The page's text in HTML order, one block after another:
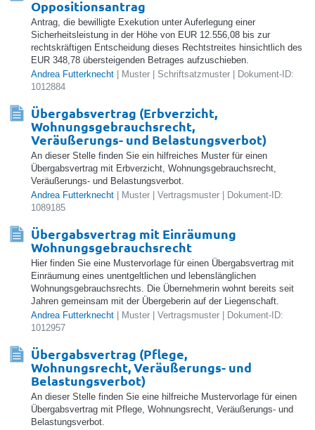
Oppositionsantrag
Antrag, die bewilligte Exekution unter Auferlegung einer
Sicherheitsleistung in der Höhe von EUR 12.556,08 bis zur
rechtskräftigen Entscheidung dieses Rechtstreites hinsichtlich des
EUR 348,78 übersteigenden Betrages aufzuschieben.
Andrea Futterknecht | Muster | Schriftsatzmuster | Dokument-ID:
1012884
Übergabsvertrag (Erbverzicht,
Wohnungsgebrauchsrecht,
Veräußerungs- und Belastungsverbot)
An dieser Stelle finden Sie ein hilfreiches Muster für einen
Übergabsvertrag mit Erbverzicht, Wohnungsgebrauchsrecht,
Veräußerungs- und Belastungsverbot.
Andrea Futterknecht | Muster | Vertragsmuster | Dokument-ID:
1089185
Übergabsvertrag mit Einräumung
Wohnungsgebrauchsrecht
Hier finden Sie eine Mustervorlage für einen Übergabsvertrag mit
Einräumung eines unentgeltlichen und lebenslänglichen
Wohnungsgebrauchsrechts. Die Übernehmerin wohnt bereits seit
Jahren gemeinsam mit der Übergeberin auf der Liegenschaft.
Andrea Futterknecht | Muster | Vertragsmuster | Dokument-ID:
1012957
Übergabsvertrag (Pflege,
Wohnungsrecht, Veräußerungs- und
Belastungsverbot)
An dieser Stelle finden Sie eine hilfreiche Mustervorlage für einen
Übergabsvertrag mit Pflege, Wohnungsrecht, Veräußerungs- und
Belastungsverbot.